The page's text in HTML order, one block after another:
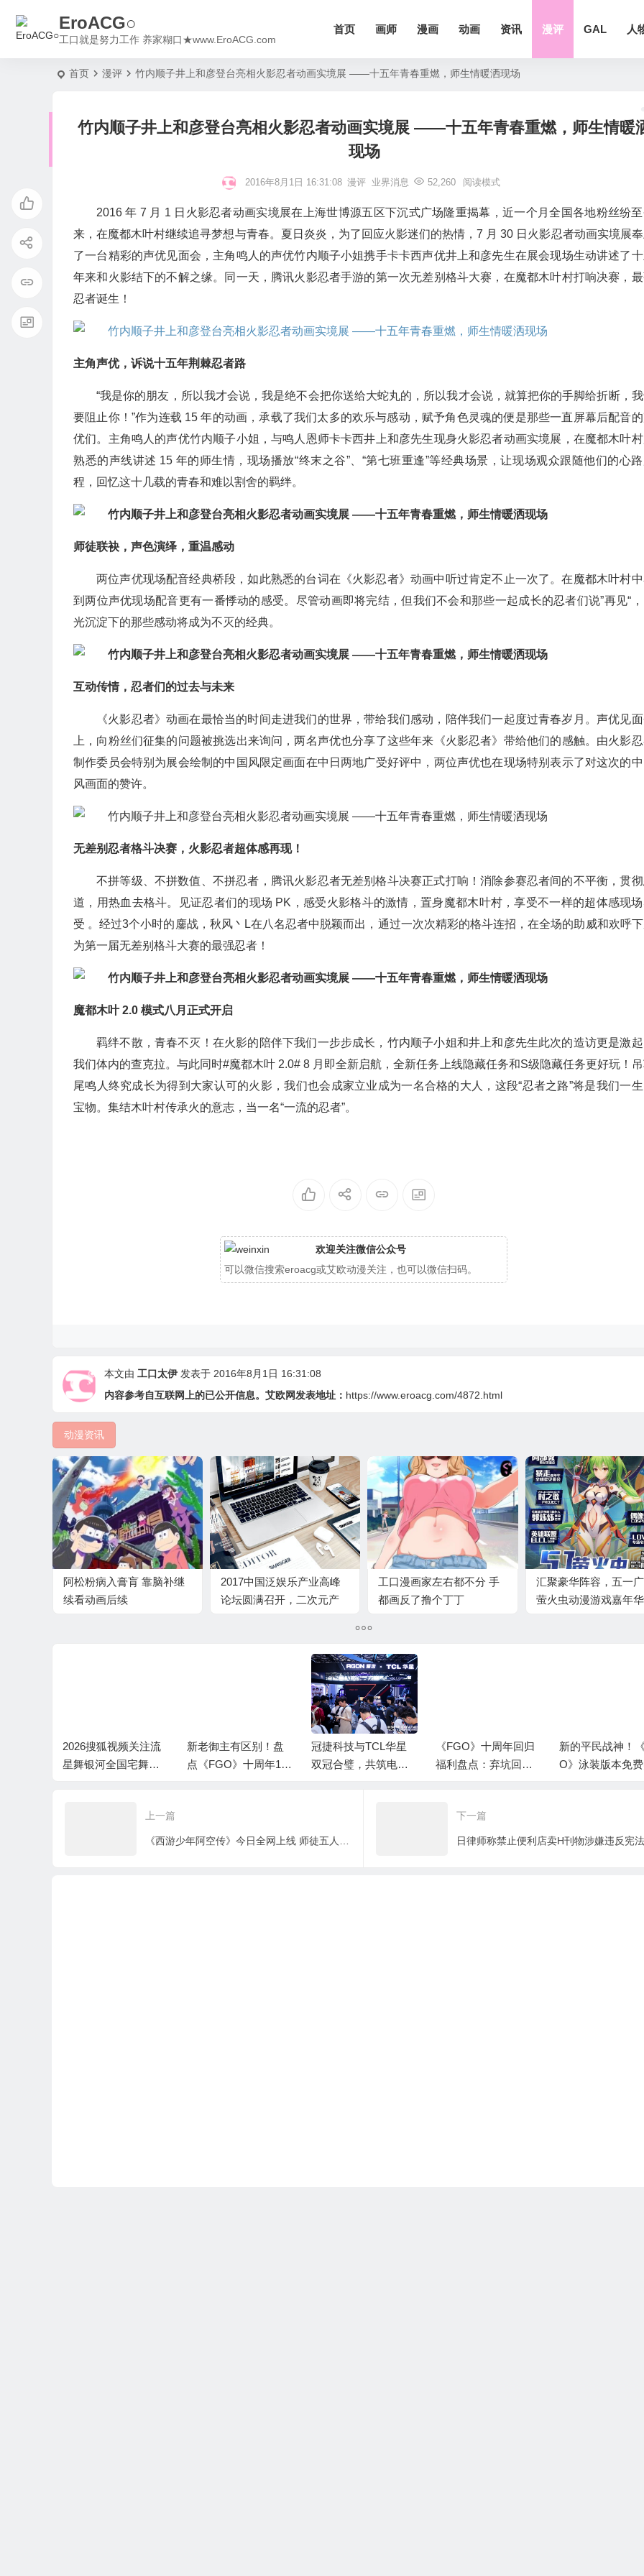
EroACG○
工口就是努力工作 养家糊口★www.EroACG.com
首页 画师 漫画 动画 资讯 漫评 GAL 人
首页 漫评 竹内顺子井上和彦登台亮相火影忍者动画实境展 ——十五年青春重燃，师生情暖洒现场
竹内顺子井上和彦登台亮相火影忍者动画实境展 ——十五年青春重燃，师生情暖
现场
2016年8月1日 16:31:08 漫评 业界消息 52,260 阅读模式
2016 年 7 月 1 日火影忍者动画实境展在上海世博源五区下沉式广场隆重揭幕，近一个月全国各地粉丝纷
来，在魔都木叶村继续追寻梦想与青春。夏日炎炎，为了回应火影迷们的热情，7 月 30 日火影忍者动画实境展
了一台精彩的声优见面会，主角鸣人的声优竹内顺子小姐携手卡卡西声优井上和彦先生在展会现场生动讲述了
年来和火影结下的不解之缘。同一天，腾讯火影忍者手游的第一次无差别格斗大赛，在魔都木叶村打响决赛，
忍者诞生！
主角声优，诉说十五年荆棘忍者路
“我是你的朋友，所以我才会说，我是绝不会把你送给大蛇丸的，所以我才会说，就算把你的手脚给折断，
要阻止你！”作为连载 15 年的动画，承载了我们太多的欢乐与感动，赋予角色灵魂的便是那些一直屏幕后配音
优们。主角鸣人的声优竹内顺子小姐，与鸣人恩师卡卡西井上和彦先生现身火影忍者动画实境展，在魔都木叶
熟悉的声线讲述 15 年的师生情，现场播放“终末之谷”、“第七班重逢”等经典场景，让现场观众跟随他们的心
程，回忆这十几载的青春和难以割舍的羁绊。
师徒联袂，声色演绎，重温感动
两位声优现场配音经典桥段，如此熟悉的台词在《火影忍者》动画中听过肯定不止一次了。在魔都木叶村
到两位声优现场配音更有一番悸动的感受。尽管动画即将完结，但我们不会和那些一起成长的忍者们说”再见“
光沉淀下的那些感动将成为不灭的经典。
互动传情，忍者们的过去与未来
《火影忍者》动画在最恰当的时间走进我们的世界，带给我们感动，陪伴我们一起度过青春岁月。声优见
上，向粉丝们征集的问题被挑选出来询问，两名声优也分享了这些年来《火影忍者》带给他们的感触。由火影
制作委员会特别为展会绘制的中国风限定画面在中日两地广受好评中，两位声优也在现场特别表示了对这次的
风画面的赞许。
无差别忍者格斗决赛，火影忍者超体感再现！
不拼等级、不拼数值、不拼忍者，腾讯火影忍者无差别格斗决赛正式打响！消除参赛忍者间的不平衡，贯
道，用热血去格斗。见证忍者们的现场 PK，感受火影格斗的激情，置身魔都木叶村，享受不一样的超体感现
受 。经过3个小时的鏖战，秋风丶L在八名忍者中脱颖而出，通过一次次精彩的格斗连招，在全场的助威和欢呼
为第一届无差别格斗大赛的最强忍者！
魔都木叶 2.0 模式八月正式开启
羁绊不散，青春不灭！在火影的陪伴下我们一步步成长，竹内顺子小姐和井上和彦先生此次的造访更是激
我们体内的查克拉。与此同时#魔都木叶 2.0# 8 月即全新启航，全新任务上线隐藏任务和S级隐藏任务更好玩！
尾鸣人终究成长为得到大家认可的火影，我们也会成家立业成为一名合格的大人，这段“忍者之路”将是我们一
宝物。集结木叶村传承火的意志，当一名“一流的忍者”。
欢迎关注微信公众号
可以微信搜索eroacg或艾欧动漫关注，也可以微信扫码。
本文由 工口太伊 发表于 2016年8月1日 16:31:08
内容参考自互联网上的已公开信息。艾欧网发表地址： https://www.eroacg.com/4872.html
动漫资讯
阿松粉病入膏肓 靠脑补继
续看动画后续
2017中国泛娱乐产业高峰
论坛圆满召开，二次元产
工口漫画家左右都不分 手
都画反了撸个丁丁
汇聚豪华阵容，五一
萤火虫动漫游戏嘉年
2026搜狐视频关注流
星舞银河全国宅舞大
新老御主有区别！盘
点《FGO》十周年150
冠捷科技与TCL华星
双冠合璧，共筑电竞
《FGO》十周年回归
福利盘点：弃坑回来7
新的平民战神！
O》泳装版本免
上一篇 下一篇
日律师称禁止便利店卖H刊物涉嫌违反宪